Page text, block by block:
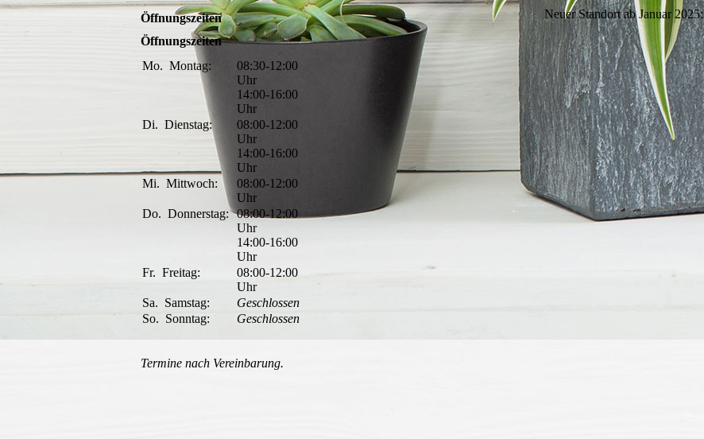
Öffnungszeiten
Öffnungszeiten
Mo. Montag:
08:30-12:00
Uhr
14:00-16:00
Uhr
Di. Dienstag:
08:00-12:00
Uhr
14:00-16:00
Uhr
Mi. Mittwoch:
08:00-12:00
Uhr
Do. Donnerstag:08:00-12:00
Uhr
14:00-16:00
Uhr
Fr. Freitag:
08:00-12:00
Uhr
Sa. Samstag:
Geschlossen
So. Sonntag: Geschlossen
Termine nach Vereinbarung.
Neuer Standort ab Januar 2025: